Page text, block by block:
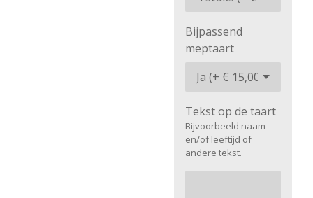
Bijpassend
meptaart
Tekst op de taart
Bijvoorbeeld naam
en/of leeftijd of
andere tekst.